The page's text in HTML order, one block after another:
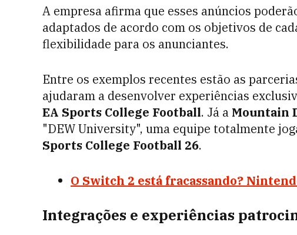
A empresa afirma que esses anúncios
adaptados de acordo com os objetivos de
flexibilidade para os anunciantes.
Entre os exemplos recentes estão as
ajudaram a desenvolver experiências
EA Sports College Football. Já a Mountain
"DEW University", uma equipe totalmente
Sports College Football 26.
O Switch 2 está fracassando?
Integrações e experiências